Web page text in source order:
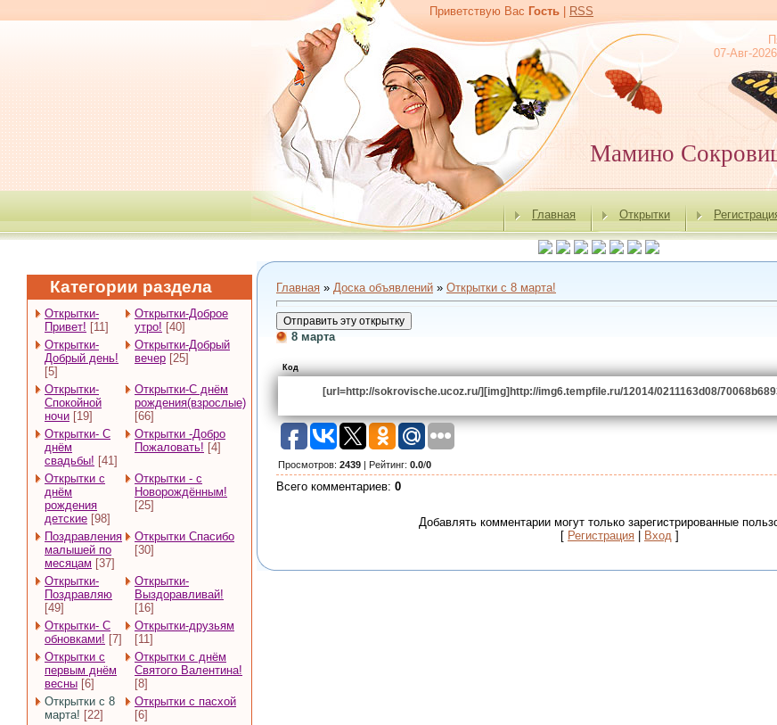
Приветствую Вас Гость RSS
07-Авг-
Мамино
Главная Открытки
Категории раздела
Открытки-
Привет! [11]
Открытки-Доброе
утро! [40]
Открытки-
Добрый день!
[5]
Открытки-Добрый
вечер [25]
Открытки-
Спокойной
ночи [19]
Открытки-С днём
рождения(взрослые)
[66]
Открытки- С
днём
свадьбы! [41]
Открытки -Добро
Пожаловать! [4]
Открытки с
днём
рождения
детские [98]
Открытки - с
Новорождённым!
[25]
Поздравления
малышей по
месяцам [37]
Открытки Спасибо
[30]
Открытки-
Поздравляю
[49]
Открытки-
Выздоравливай!
[16]
Открытки- С
обновками! [7]
Открытки-друзьям
[11]
Открытки с
первым днём
весны [6]
Открытки с днём
Святого Валентина!
[8]
Открытки с 8
марта! [22]
Открытки с пасхой
[6]
Главная » Доска объявлений » Открытки с 8 марта!
8 марта
Код
[url=http://sokrovische.ucoz.ru/][img]http://img6.tempfile.ru/12014/0211163d08/
Просмотров: 2439 Рейтинг: 0.0/0
Всего комментариев: 0
Добавлять комментарии могут только зарегистрированные
[ Регистрация Вход ]